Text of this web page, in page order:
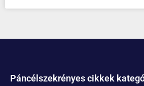
Páncélszekrényes cikkek